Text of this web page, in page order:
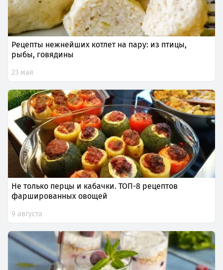
Рецепты нежнейших котлет на пару: из птицы,
рыбы, говядины
23 мая
Не только перцы и кабачки. ТОП-8 рецептов
фаршированных овощей
9 августа